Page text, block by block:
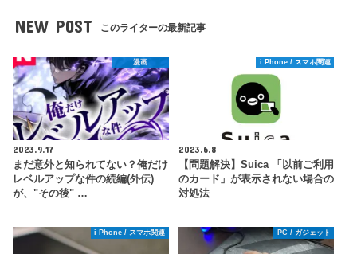
NEW POST このライターの最新記事
漫画
2023.9.17
まだ意外と知られてない？俺だけ
レベルアップな件の続編(外伝)
が、"その後" …
i Phone / スマホ関連
2023.6.8
【問題解決】Suica 「以前ご利用
のカード」が表示されない場合の
対処法
i Phone / スマホ関連 PC / ガジェット